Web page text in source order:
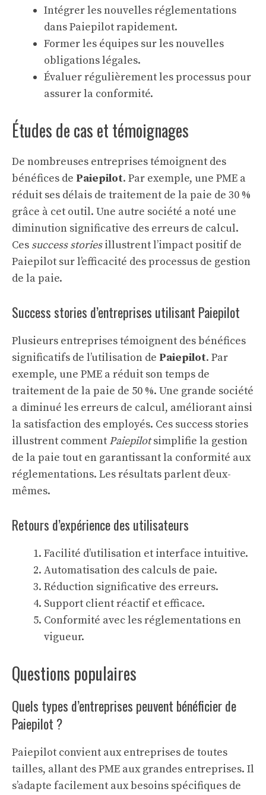
Intégrer les nouvelles réglementations
dans Paiepilot rapidement.
Former les équipes sur les nouvelles
obligations légales.
Évaluer régulièrement les processus pour
assurer la conformité.
Études de cas et témoignages
De nombreuses entreprises témoignent des
bénéfices de Paiepilot. Par exemple, une PME a
réduit ses délais de traitement de la paie de 30 %
grâce à cet outil. Une autre société a noté une
diminution significative des erreurs de calcul.
Ces success storiesillustrent l’impact positif de
Paiepilot sur l’efficacité des processus de gestion
de la paie.
Success stories d’entreprises utilisant Paiepilot
Plusieurs entreprises témoignent des bénéfices
significatifs de l’utilisation de Paiepilot. Par
exemple, une PME a réduit son temps de
traitement de la paie de 50 %. Une grande société
a diminué les erreurs de calcul, améliorant ainsi
la satisfaction des employés. Ces success stories
illustrent comment Paiepilotsimplifie la gestion
de la paie tout en garantissant la conformité aux
réglementations. Les résultats parlent d’eux-
mêmes.
Retours d’expérience des utilisateurs
Facilité d’utilisation et interface intuitive.
Automatisation des calculs de paie.
Réduction significative des erreurs.
Support client réactif et efficace.
Conformité avec les réglementations en
vigueur.
Questions populaires
Quels types d’entreprises peuvent bénéficier de
Paiepilot ?
Paiepilot convient aux entreprises de toutes
tailles, allant des PME aux grandes entreprises. Il
s’adapte facilement aux besoins spécifiques de